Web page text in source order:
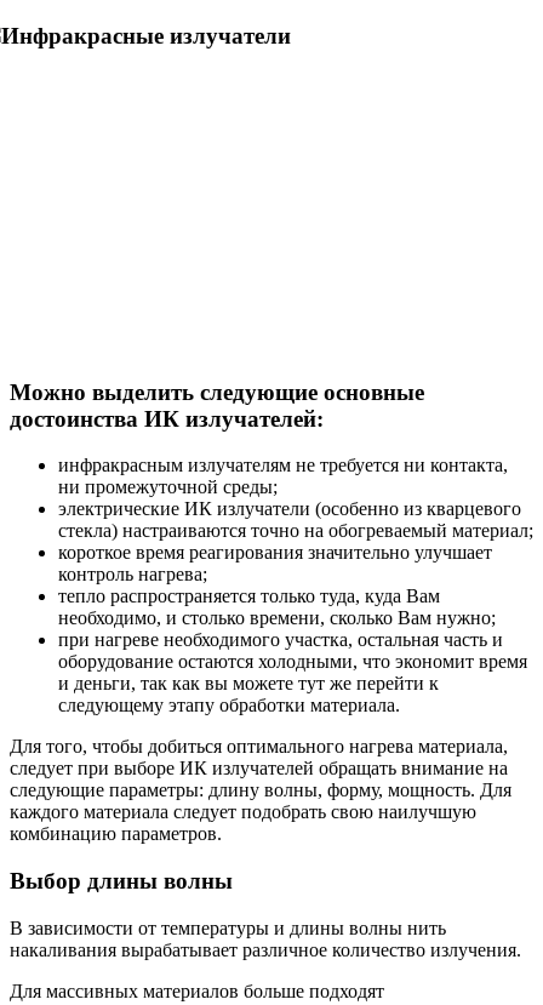
Можно выделить следующие основные
достоинства ИК излучателей:
инфракрасным излучателям не требуется ни контакта,
ни промежуточной среды;
электрические ИК излучатели (особенно из кварцевого
стекла) настраиваются точно на обогреваемый материал;
короткое время реагирования значительно улучшает
контроль нагрева;
тепло распространяется только туда, куда Вам
необходимо, и столько времени, сколько Вам нужно;
при нагреве необходимого участка, остальная часть и
оборудование остаются холодными, что экономит время
и деньги, так как вы можете тут же перейти к
следующему этапу обработки материала.
Для того, чтобы добиться оптимального нагрева материала,
следует при выборе ИК излучателей обращать внимание на
следующие параметры: длину волны, форму, мощность. Для
каждого материала следует подобрать свою наилучшую
комбинацию параметров.
Выбор длины волны
В зависимости от температуры и длины волны нить
накаливания вырабатывает различное количество излучения.
Для массивных материалов больше подходят